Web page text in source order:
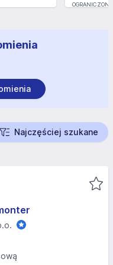
Najczęściej szukane